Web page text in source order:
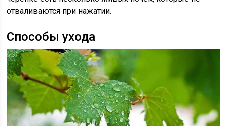
отваливаются при нажатии.
Способы ухода